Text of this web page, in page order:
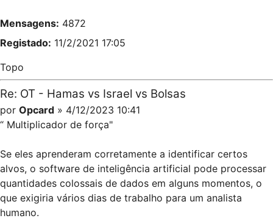
Mensagens: 4872
Registado: 11/2/2021 17:05
Topo
Re: OT - Hamas vs Israel vs Bolsas
por Opcard » 4/12/2023 10:41
“ Mul­ti­pli­ca­dor de força"
Se eles apren­de­ram cor­re­ta­mente a iden­ti­fi­car cer­tos
alvos, o soft­ware de inte­li­gên­cia arti­fi­cial pode pro­ces­sar
quan­ti­da­des colos­sais de dados em alguns momen­tos, o
que exi­gi­ria vários dias de tra­ba­lho para um ana­lista
humano.